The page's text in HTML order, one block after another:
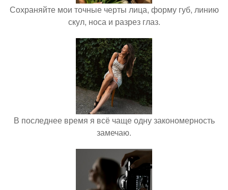
Сохраняйте мои точные черты лица, форму губ, линию
скул, носа и разрез глаз.
В последнее время я всё чаще одну закономерность
замечаю.